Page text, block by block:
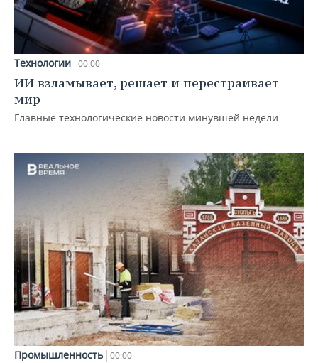
Технологии 00:00
ИИ взламывает, решает и перестраивает
мир
Главные технологические новости минувшей недели
Промышленность 00:00